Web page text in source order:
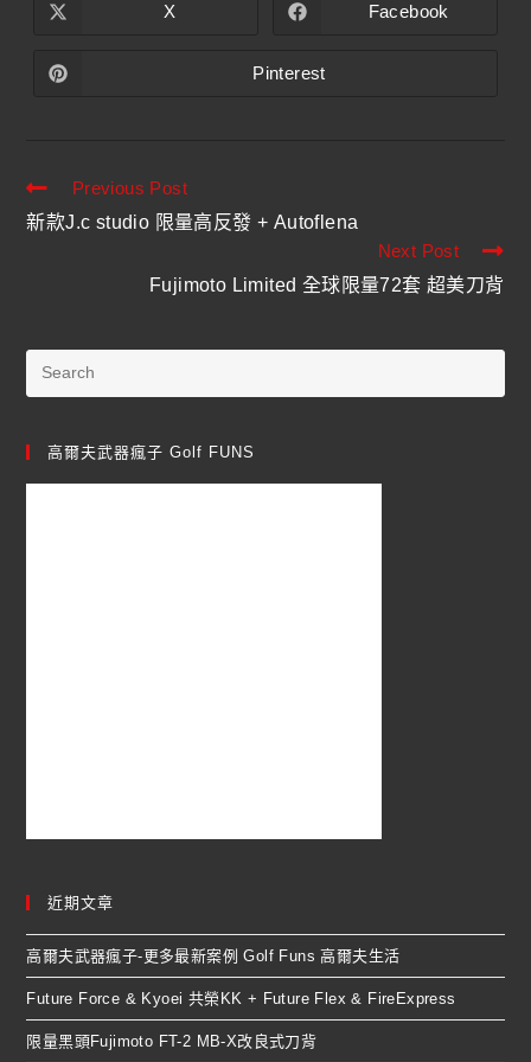
X Facebook
Pinterest
Previous Post
新款J.c studio 限量高反發 + Autoflena
Next Post
Fujimoto Limited 全球限量72套 超美刀背
高爾夫武器瘋子 Golf FUNS
近期文章
高爾夫武器瘋子-更多最新案例 Golf Funs 高爾夫生活
Future Force & Kyoei 共榮KK + Future Flex & FireExpress
限量黑頭Fujimoto FT-2 MB-X改良式刀背